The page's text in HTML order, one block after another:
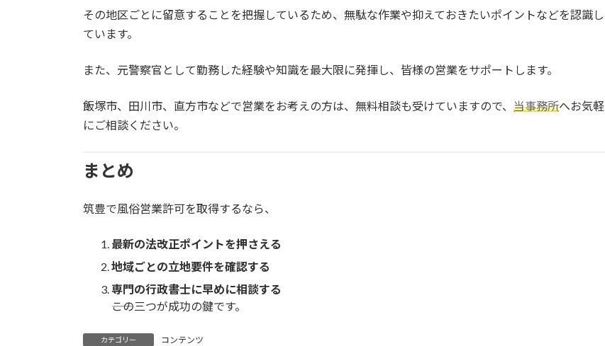
その地区ごとに留意することを把握しているため、無駄な作業や抑えておきたいポイントなどを認識し
ています。
また、元警察官として勤務した経験や知識を最大限に発揮し、皆様の営業をサポートします。
飯塚市、田川市、直方市などで営業をお考えの方は、無料相談も受けていますので、 当事務所へお気軽
にご相談ください。
まとめ
筑豊で風俗営業許可を取得するなら、
最新の法改正ポイントを押さえる
地域ごとの立地要件を確認する
専門の行政書士に早めに相談する
――この三つが成功の鍵です。
カテゴリー コンテンツ